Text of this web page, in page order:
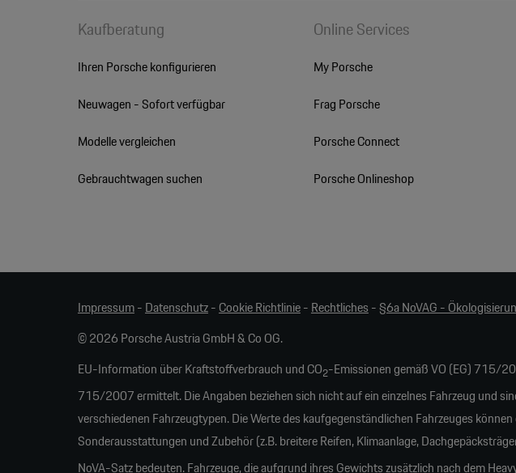
Kaufberatung
Ihren Porsche konfigurieren
Neuwagen - Sofort verfügbar
Modelle vergleichen
Gebrauchtwagen suchen
Online Services
My Porsche
Frag Porsche
Porsche Connect
Porsche Onlineshop
Impressum- Datenschutz- Cookie Richtlinie- Rechtliches -§6a NoVAG -
© 2026 Porsche Austria GmbH & Co OG.
EU-Information über Kraftstoffverbrauch und CO2-Emissionen gemäß VO (EG) 715/
715/2007 ermittelt. Die Angaben beziehen sich nicht auf ein einzelnes Fahrzeug und
verschiedenen Fahrzeugtypen. Die Werte des kaufgegenständlichen Fahrzeuges
Sonderausstattungen und Zubehör (z.B. breitere Reifen, Klimaanlage,
NoVA-Satz bedeuten. Fahrzeuge, die aufgrund ihres Gewichts zusätzlich nach dem